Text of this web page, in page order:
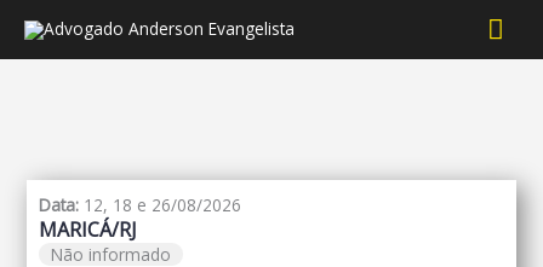
Data: 12, 18 e 26/08/2026
MARICÁ/RJ
Não informado